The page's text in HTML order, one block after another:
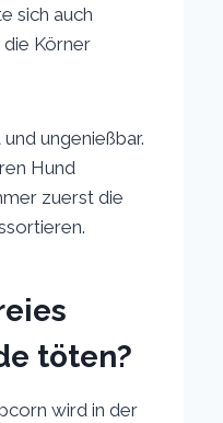
sich auch
Körner
ungenießbar.
Hund
zuerst die
töten?
wird in der